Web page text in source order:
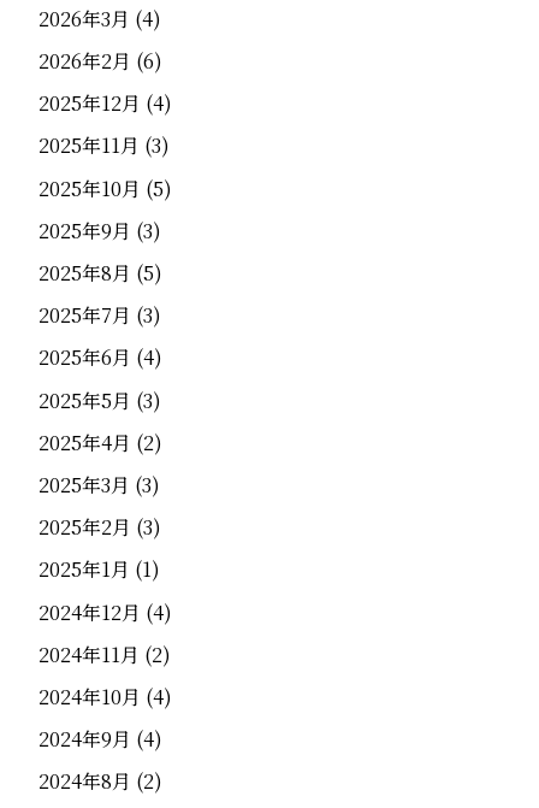
2026年3月 (4)
2026年2月 (6)
2025年12月 (4)
2025年11月 (3)
2025年10月 (5)
2025年9月 (3)
2025年8月 (5)
2025年7月 (3)
2025年6月 (4)
2025年5月 (3)
2025年4月 (2)
2025年3月 (3)
2025年2月 (3)
2025年1月 (1)
2024年12月 (4)
2024年11月 (2)
2024年10月 (4)
2024年9月 (4)
2024年8月 (2)